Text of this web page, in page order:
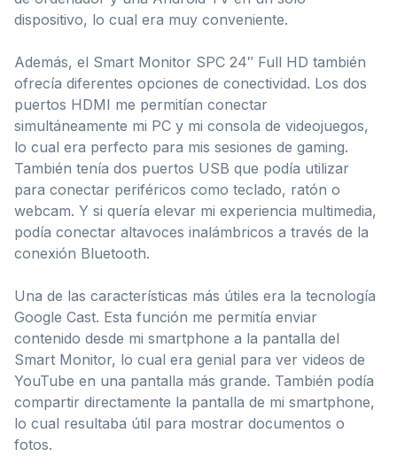
dispositivo, lo cual era muy conveniente.
Además, el Smart Monitor SPC 24″ Full HD también
ofrecía diferentes opciones de conectividad. Los dos
puertos HDMI me permitían conectar
simultáneamente mi PC y mi consola de videojuegos,
lo cual era perfecto para mis sesiones de gaming.
También tenía dos puertos USB que podía utilizar
para conectar periféricos como teclado, ratón o
webcam. Y si quería elevar mi experiencia multimedia,
podía conectar altavoces inalámbricos a través de la
conexión Bluetooth.
Una de las características más útiles era la tecnología
Google Cast. Esta función me permitía enviar
contenido desde mi smartphone a la pantalla del
Smart Monitor, lo cual era genial para ver videos de
YouTube en una pantalla más grande. También podía
compartir directamente la pantalla de mi smartphone,
lo cual resultaba útil para mostrar documentos o
fotos.